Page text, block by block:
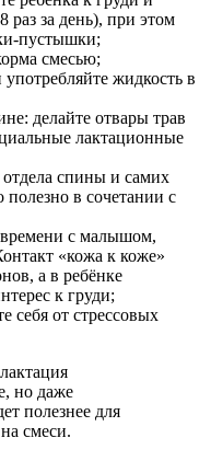
раз за день), при этом
пустышки;
смесью;
жидкость в
делайте отвары трав
лактационные
отдела спины и самих
в сочетании с
с малышом,
«кожа к коже»
а в ребёнке
к груди;
себя от стрессовых
но даже
полезнее для
смеси.